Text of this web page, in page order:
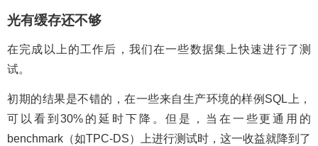
光有缓存还不够
在完成以上的工作后，我们在一些数据集上快速进行了测
试。
初期的结果是不错的，在一些来自生产环境的样例SQL上，
可以看到30%的延时下降。但是，当在一些更通用的
benchmark（如TPC-DS）上进行测试时，这一收益就降到了